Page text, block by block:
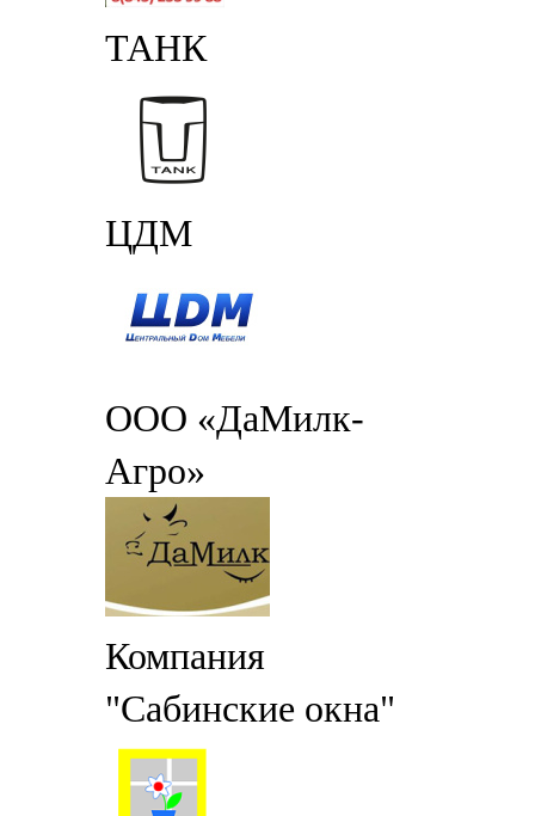
ТАНК
ЦДМ
ООО «ДаМилк-
Агро»
Компания
"Сабинские окна"